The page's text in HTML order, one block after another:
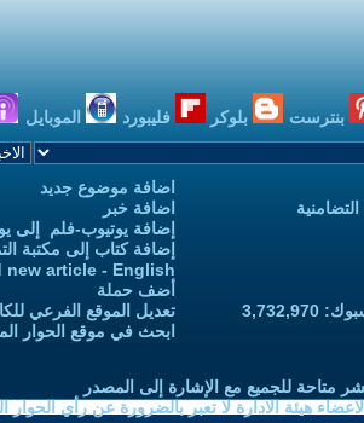
بنترست بلوكر فليبورد الموبايل
اضافة موضوع جديد
اضافة خبر
إضافة يوتيوب-فلم إلى
إضافة كتاب إلى مكتبة
new article - English
أضف حملة
تعديل الموقع الفرعي
ابحث في موقع الحوار
متاحة للجميع مع الإشارة إلى المصدر
هيئة الادارة لا تعبر بالضرورة عن رأي الحوار